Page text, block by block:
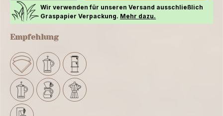
Wir verwenden für unseren Versand ausschließlich
Graspapier Verpackung. Mehr dazu.
Empfehlung